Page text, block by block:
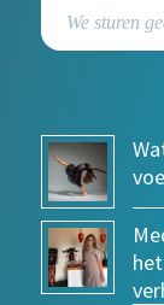
We sturen